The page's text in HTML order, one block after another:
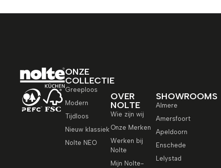
ONZE
COLLECTIE
Greeploos
Modern
Tijdloos
Nieuw klassiek
Nolte NEO
OVER
NOLTE
Wie zijn wij
Onze Merken
Werken bij
Nolte
Mijn Nolte-
SHOWROOMS
Almere
Amersfoort
Apeldoorn
Enschede
Lelystad